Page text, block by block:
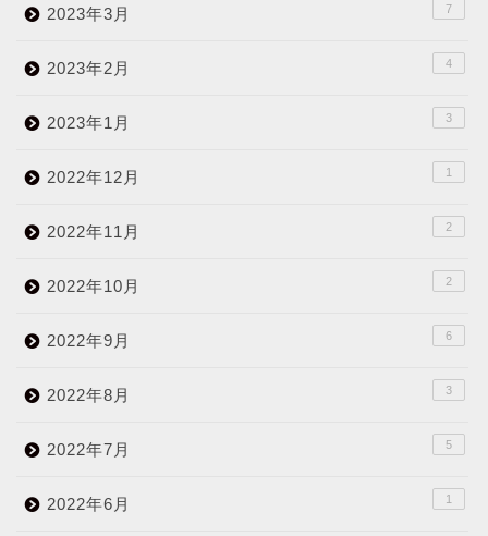
2023年3月 7
2023年2月 4
2023年1月 3
2022年12月 1
2022年11月 2
2022年10月 2
2022年9月 6
2022年8月 3
2022年7月 5
2022年6月 1